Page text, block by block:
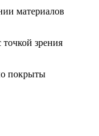
материалов
точкой зрения
покрыты